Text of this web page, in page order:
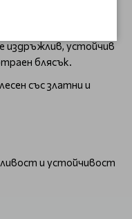
и бързо се разнася
се отделя
издръжлив, устойчив
блясък.
със златни и
и устойчивост